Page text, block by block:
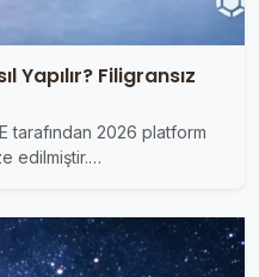
Yapılır? Filigransız
tarafından 2026 platform
edilmiştir.…